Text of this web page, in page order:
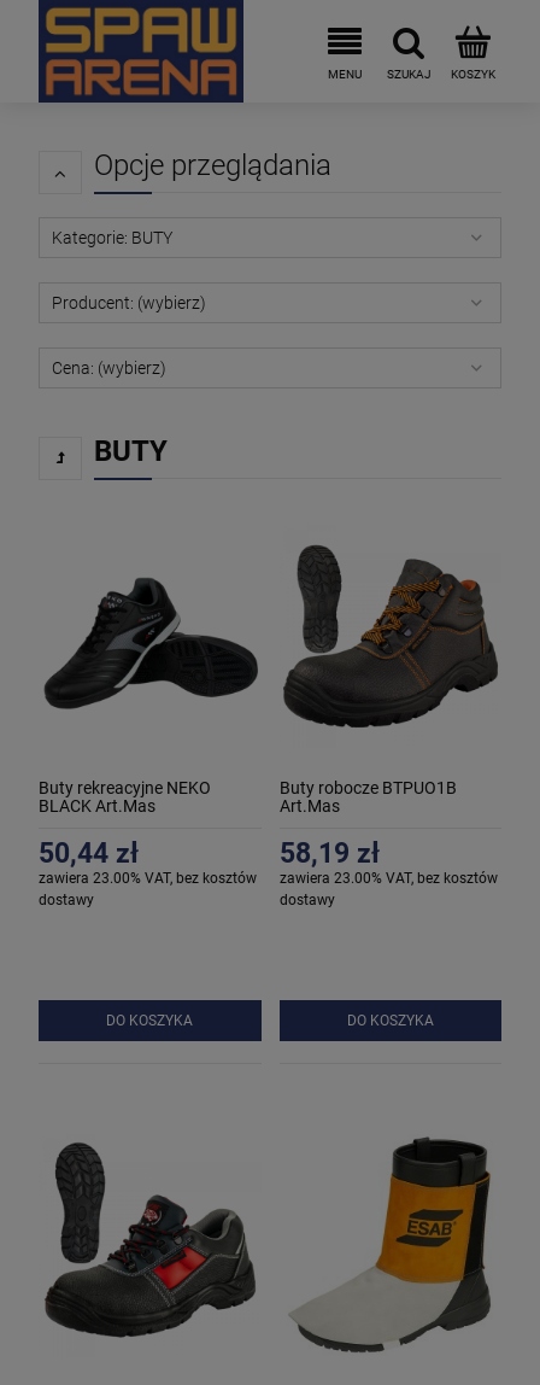
Opcje przeglądania
Kategorie: BUTY
Producent: (wybierz)
Cena: (wybierz)
BUTY
Buty rekreacyjne NEKO
BLACK Art.Mas
50,44 zł
zawiera 23.00% VAT, bez kosztów
dostawy
DO KOSZYKA
Buty robocze BTPUO1B
Art.Mas
58,19 zł
zawiera 23.00% VAT, bez kosztów
dostawy
DO KOSZYKA